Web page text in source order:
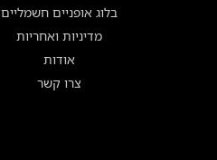
בלוג אופניים חשמליים
מדיניות ואחריות
אודות
צרו קשר